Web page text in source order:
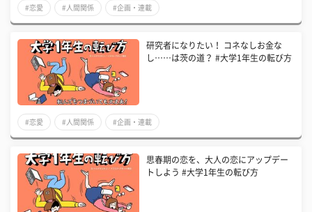
#恋愛 #人間関係 #企画・連載
研究者になりたい！ コネなしお金な
し……は茨の道？ #大学1年生の転び方
#恋愛 #人間関係 #企画・連載
思春期の恋を、大人の恋にアップデー
トしよう #大学1年生の転び方